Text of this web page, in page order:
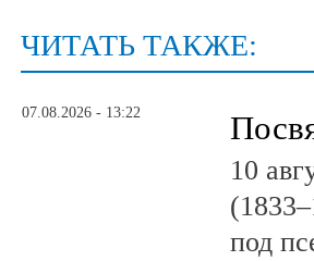
ЧИТАТЬ ТАКЖЕ:
07.08.2026 - 13:22
10
под